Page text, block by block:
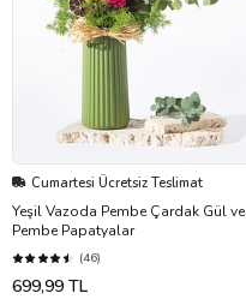
Cumartesi Ücretsiz Teslimat
Yeşil Vazoda Pembe Çardak Gül ve
Pembe Papatyalar
(46)
699,99 TL